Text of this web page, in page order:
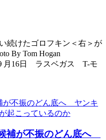
続けたゴロフキン＜右＞が
By Tom Hogan
９月16日 ラスベガス T-モ
補が不振のどん底へ